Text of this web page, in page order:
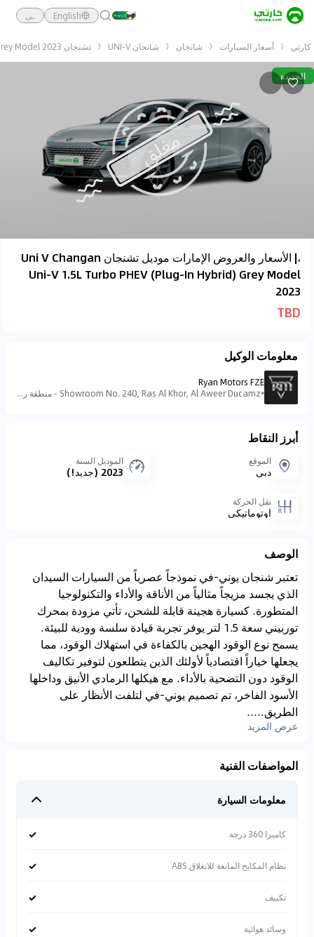
English ـي
كارتي أسعار السيارات شانجان شانجان UNI-V تشنجان Uni V Changan Uni-V 1.5L Turbo PHEV (Plug-In Hybrid) Grey Model 2023
الجديدة
،| الأسعار والعروض الإمارات موديل تشنجان Uni V Changan
Uni-V 1.5L Turbo PHEV (Plug-In Hybrid) Grey Model
2023
TBD
معلومات الوكيل
Ryan Motors FZE
Showroom No. 240, Ras Al Khor, Al Aweer Ducamz - منطقة رأس الخور الصناعية - منطقة رأس الخور الصناعية - ٣ - دبي - الإمارات العربية المتحدة
أبرز النقاط
الموقع
دبي
الموديل السنة
2023 (جديد!)
نقل الحركة
اوتوماتيكي
الوصف
تعتبر شنجان يوني-في نموذجاً عصرياً من السيارات السيدان
الذي يجسد مزيجاً مثالياً من الأناقة والأداء والتكنولوجيا
المتطورة. كسيارة هجينة قابلة للشحن، تأتي مزودة بمحرك
توربيني سعة 1.5 لتر يوفر تجربة قيادة سلسة وودية للبيئة.
يسمح نوع الوقود الهجين بالكفاءة في استهلاك الوقود، مما
يجعلها خياراً اقتصادياً لأولئك الذين يتطلعون لتوفير تكاليف
الوقود دون التضحية بالأداء. مع هيكلها الرمادي الأنيق وداخلها
الأسود الفاخر، تم تصميم يوني-في لتلفت الأنظار على
الطريق.....
عرض المزيد
المواصفات الفنية
معلومات السيارة
كاميرا 360 درجة ✓
نظام المكابح المانعة للانغلاق ABS ✓
تكييف ✓
وسائد هوائية ✓